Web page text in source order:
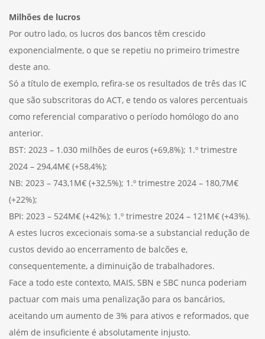
Milhões de lucros
Por outro lado, os lucros dos bancos têm crescido
exponencialmente, o que se repetiu no primeiro trimestre
deste ano.
Só a título de exemplo, refira-se os resultados de três das IC
que são subscritoras do ACT, e tendo os valores percentuais
como referencial comparativo o período homólogo do ano
anterior.
BST: 2023 – 1.030 milhões de euros (+69,8%); 1.º trimestre
2024 – 294,4M€ (+58,4%);
NB: 2023 – 743,1M€ (+32,5%); 1.º trimestre 2024 – 180,7M€
(+22%);
BPI: 2023 – 524M€ (+42%); 1.º trimestre 2024 – 121M€ (+43%).
A estes lucros excecionais soma-se a substancial redução de
custos devido ao encerramento de balcões e,
consequentemente, a diminuição de trabalhadores.
Face a todo este contexto, MAIS, SBN e SBC nunca poderiam
pactuar com mais uma penalização para os bancários,
aceitando um aumento de 3% para ativos e reformados, que
além de insuficiente é absolutamente injusto.